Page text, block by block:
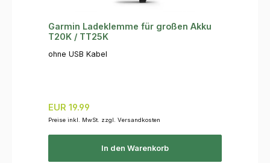
Garmin Ladeklemme für großen Akku
T20K / TT25K
ohne USB Kabel
Regulärer Preis:
EUR 19.99
Preise inkl. MwSt. zzgl. Versandkosten
In den Warenkorb